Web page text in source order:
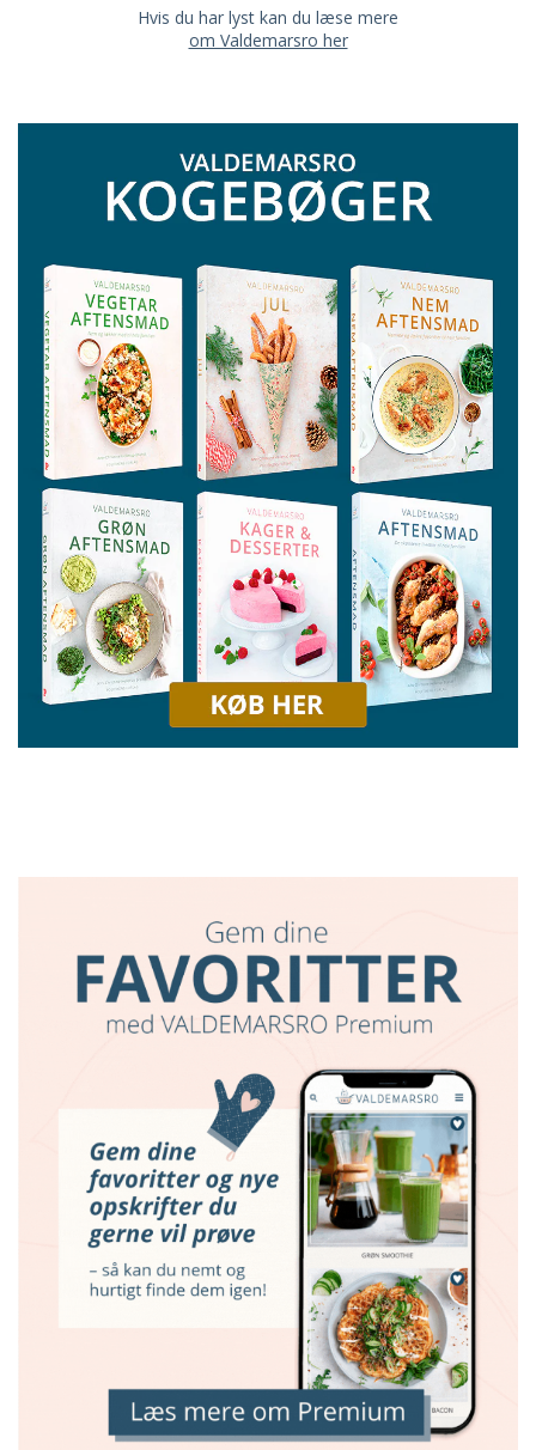
Hvis du har lyst kan du læse mere
om Valdemarsro her